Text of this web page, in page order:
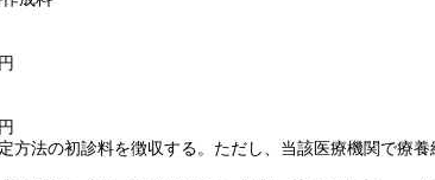
方法の初診料を徴収する。 ただし、当該医療機関で療養